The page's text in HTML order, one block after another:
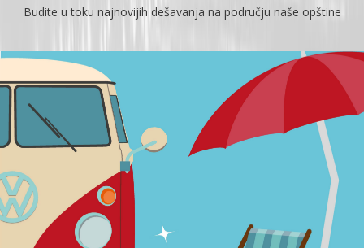
Budite u toku najnovijih dešavanja na području naše opštine